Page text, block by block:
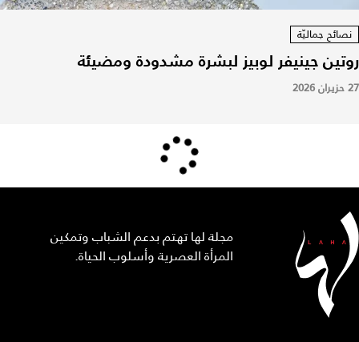
نصائح جماليّة
روتين جينيفر لوبيز لبشرة مشدودة ومضيئة
27 حزيران 2026
مجلة لها تهتم بدعم الشباب وتمكين
المرأة العصرية وأسلوب الحياة.